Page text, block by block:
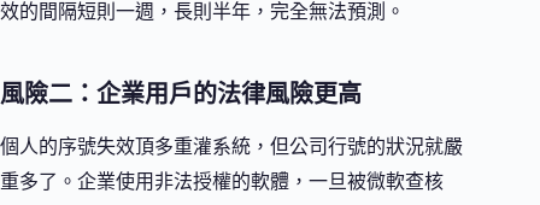
效的間隔短則一週，長則半年，完全無法預測。
風險二：企業用戶的法律風險更高
個人的序號失效頂多重灌系統，但公司行號的狀況就嚴
重多了。企業使用非法授權的軟體，一旦被微軟查核